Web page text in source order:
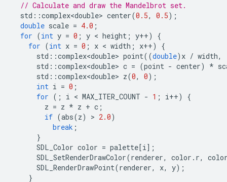
// Calculate and draw the Mandelbrot set.
std ::complex<double> center(0.5, 0.5);
double scale = 4.0 ;
for (int y = 0 ; y < height ; y++)
{
for (int x = 0 ; x < width ; x++)
{
std ::complex<double> point((double) x / width,
std ::complex<double> c = (point - center) *
std ::complex<double> z(0, 0);
int i = 0 ;
for (; i < MAX_ITER_COUNT - 1 ; i++)
{
z = z * z + c ;
if (abs(z) > 2.0)
break ;
}
SDL_Color color = palette [i];
SDL_SetRenderDrawColor(renderer, color . r,
SDL_RenderDrawPoint(renderer, x, y);
}